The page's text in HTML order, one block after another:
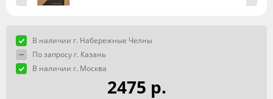
В наличии г. Набережные Челны
По запросу г. Казань
В наличии г. Москва
2475 р.